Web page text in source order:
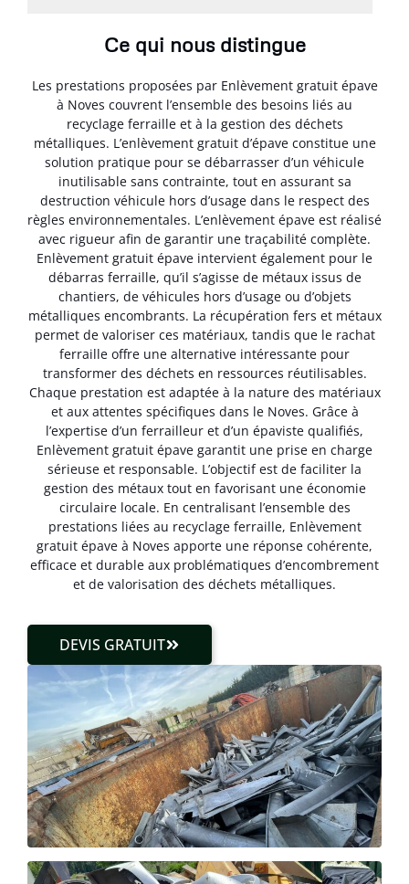
Ce qui nous distingue
Les prestations proposées par Enlèvement gratuit épave
à Noves couvrent l’ensemble des besoins liés au
recyclage ferraille et à la gestion des déchets
métalliques. L’enlèvement gratuit d’épave constitue une
solution pratique pour se débarrasser d’un véhicule
inutilisable sans contrainte, tout en assurant sa
destruction véhicule hors d’usage dans le respect des
règles environnementales. L’enlèvement épave est réalisé
avec rigueur afin de garantir une traçabilité complète.
Enlèvement gratuit épave intervient également pour le
débarras ferraille, qu’il s’agisse de métaux issus de
chantiers, de véhicules hors d’usage ou d’objets
métalliques encombrants. La récupération fers et métaux
permet de valoriser ces matériaux, tandis que le rachat
ferraille offre une alternative intéressante pour
transformer des déchets en ressources réutilisables.
Chaque prestation est adaptée à la nature des matériaux
et aux attentes spécifiques dans le Noves. Grâce à
l’expertise d’un ferrailleur et d’un épaviste qualifiés,
Enlèvement gratuit épave garantit une prise en charge
sérieuse et responsable. L’objectif est de faciliter la
gestion des métaux tout en favorisant une économie
circulaire locale. En centralisant l’ensemble des
prestations liées au recyclage ferraille, Enlèvement
gratuit épave à Noves apporte une réponse cohérente,
efficace et durable aux problématiques d’encombrement
et de valorisation des déchets métalliques.
DEVIS GRATUIT